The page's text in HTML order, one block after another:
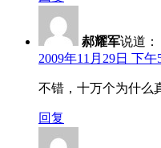
郝耀军说道：
2009年11月29日 下午
不错，十万个为什么
回复